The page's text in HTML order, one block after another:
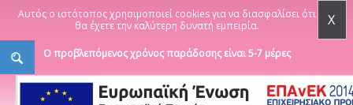
Αυτός ο ιστότοπος χρησιμοποιεί cookies για να διασφαλίσει ότι
θα έχετε την καλύτερη δυνατή εμπειρία.
X
Ο προβλεπόμενος χρόνος παράδοσης είναι 5-7 μέρες